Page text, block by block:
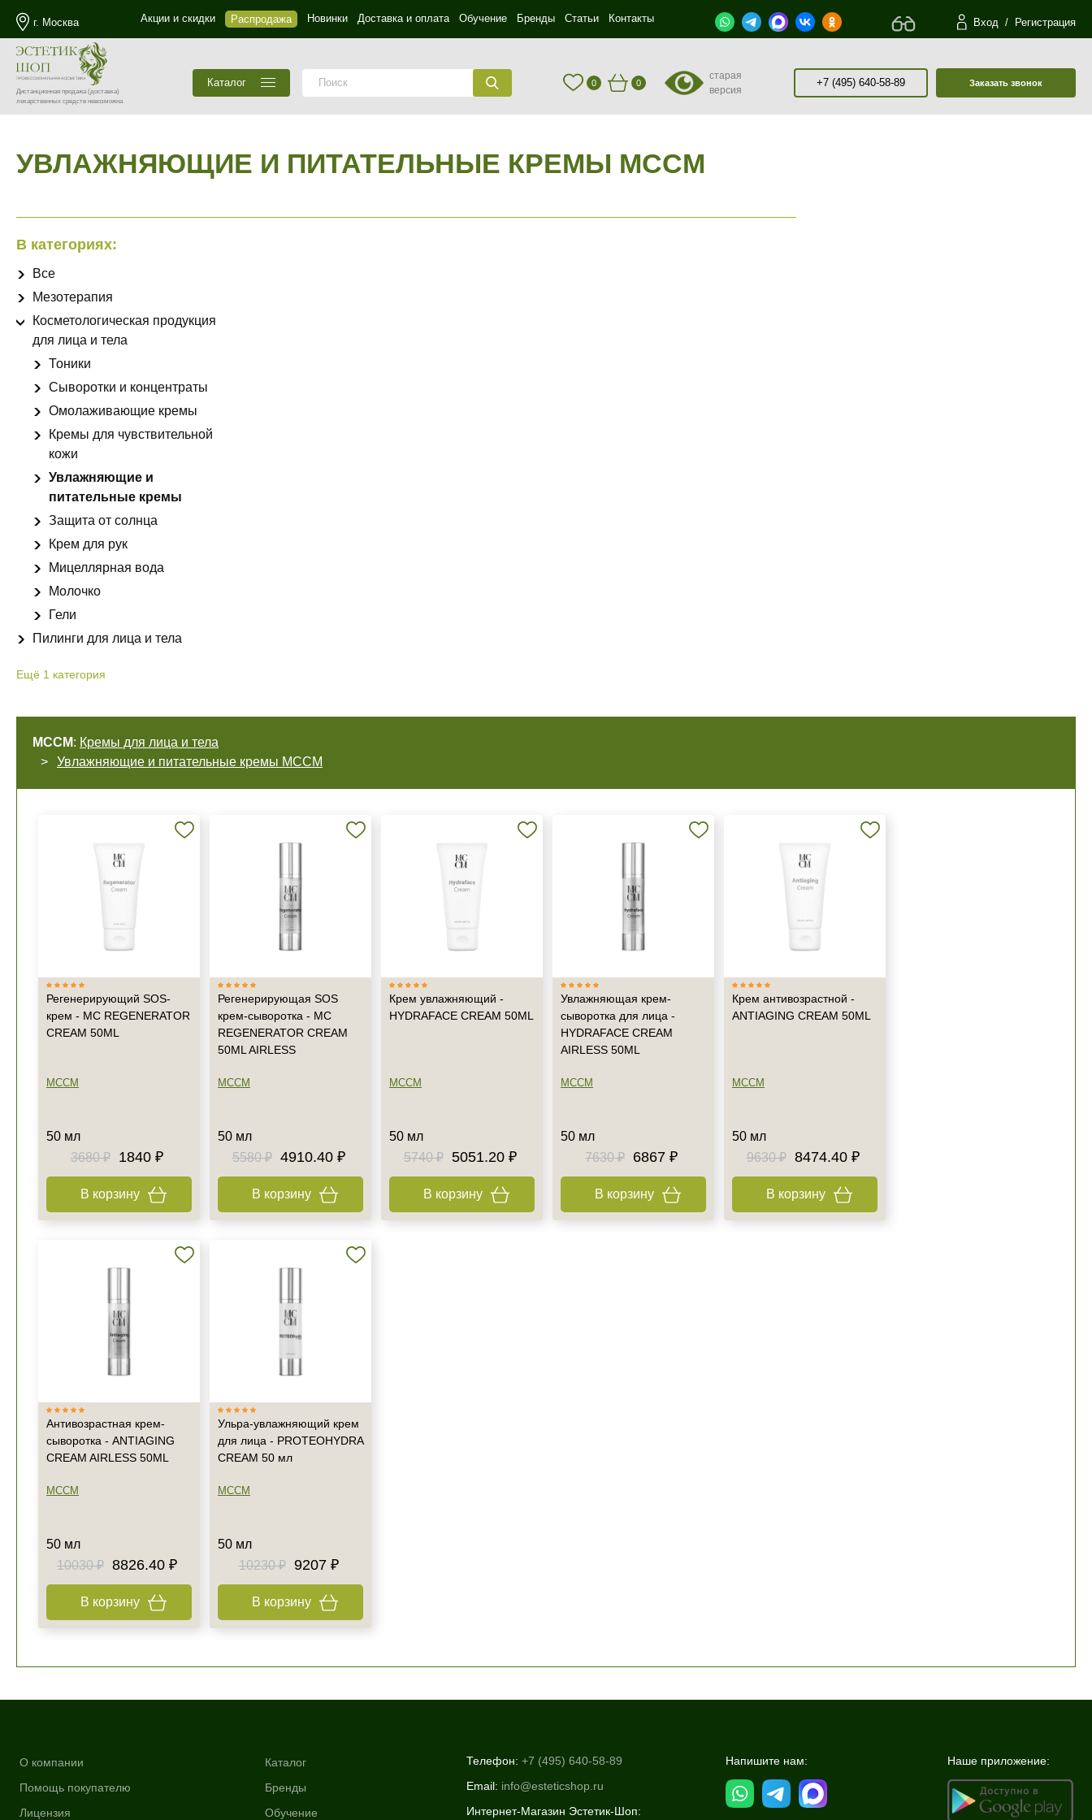
г. Москва Акции и скидки Распродажа Новинки Доставка и оплата Обучение Бренды Статьи Контакты Вход / Регистрация
Дистанционная продажа(доставка)
лекарственных средств невозможна
Каталог 0 0
старая
версия
+7 (495) 640-58-89 Заказать звонок
УВЛАЖНЯЮЩИЕ И ПИТАТЕЛЬНЫЕ КРЕМЫ MCCM
В категориях:
Все
Мезотерапия
Косметологическая продукция
для лица и тела
Тоники
Сыворотки и концентраты
Омолаживающие кремы
Кремы для чувствительной
кожи
Увлажняющие и
питательные кремы
Защита от солнца
Крем для рук
Мицеллярная вода
Молочко
Гели
Пилинги для лица и тела
Ещё 1 категория
MCCM: Кремы для лица и тела
Увлажняющие и питательные кремы MCCM
Регенерирующий SOS-
крем - MC REGENERATOR
CREAM 50ML
MCCM
50 мл
3680 ₽
1840 ₽
В корзину
Регенерирующая SOS
крем-сыворотка - MC
REGENERATOR CREAM
50ML AIRLESS
MCCM
50 мл
5580 ₽
4910.40 ₽
В корзину
Крем увлажняющий -
HYDRAFACE CREAM 50ML
MCCM
50 мл
5740 ₽
5051.20 ₽
В корзину
Увлажняющая крем-
сыворотка для лица -
HYDRAFACE CREAM
AIRLESS 50ML
MCCM
50 мл
7630 ₽
6867 ₽
В корзину
Крем антивозрастной -
ANTIAGING CREAM 50ML
MCCM
50 мл
9630 ₽
8474.40 ₽
В корзину
Антивозрастная крем-
сыворотка - ANTIAGING
CREAM AIRLESS 50ML
MCCM
50 мл
10030 ₽ 8826.40 ₽
В корзину
Ульра-увлажняющий крем
для лица - PROTEOHYDRA
CREAM 50 мл
MCCM
50 мл
10230 ₽
9207 ₽
В корзину
О компании
Помощь покупателю
Лицензия
Каталог
Бренды
Обучение
Телефон: +7 (495) 640-58-89
Email: info@esteticshop.ru
Интернет-Магазин Эстетик-Шоп:
Напишите нам: Наше приложение:
+7 (929) 933-09-89